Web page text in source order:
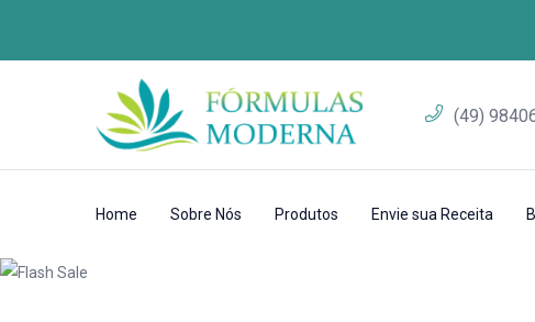
(49)
Home Sobre Nós Produtos Envie sua Receita